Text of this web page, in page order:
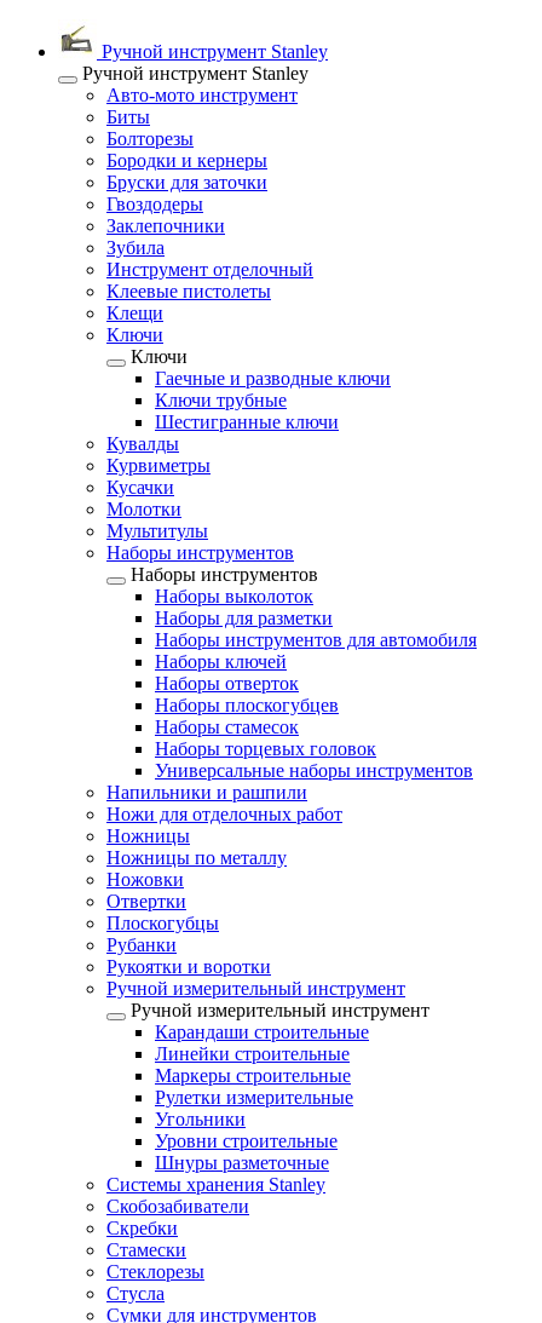
Ручной инструмент Stanley
Ручной инструмент Stanley
Авто-мото инструмент
Биты
Болторезы
Бородки и кернеры
Бруски для заточки
Гвоздодеры
Заклепочники
Зубила
Инструмент отделочный
Клеевые пистолеты
Клещи
Ключи
Ключи
Гаечные и разводные ключи
Ключи трубные
Шестигранные ключи
Кувалды
Курвиметры
Кусачки
Молотки
Мультитулы
Наборы инструментов
Наборы инструментов
Наборы выколоток
Наборы для разметки
Наборы инструментов для автомобиля
Наборы ключей
Наборы отверток
Наборы плоскогубцев
Наборы стамесок
Наборы торцевых головок
Универсальные наборы инструментов
Напильники и рашпили
Ножи для отделочных работ
Ножницы
Ножницы по металлу
Ножовки
Отвертки
Плоскогубцы
Рубанки
Рукоятки и воротки
Ручной измерительный инструмент
Ручной измерительный инструмент
Карандаши строительные
Линейки строительные
Маркеры строительные
Рулетки измерительные
Угольники
Уровни строительные
Шнуры разметочные
Системы хранения Stanley
Скобозабиватели
Скребки
Стамески
Стеклорезы
Стусла
Сумки для инструментов